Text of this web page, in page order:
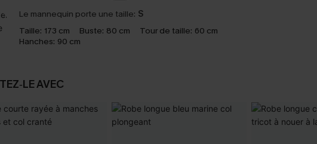
Le mannequin porte une taille: S
Taille: 173 cm Buste: 80 cm Tour de taille: 60 cm
Hanches: 90 cm
AVEC